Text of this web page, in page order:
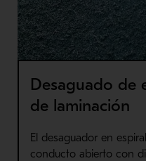
Desaguado de
de laminación
El desaguador en
conducto abierto con